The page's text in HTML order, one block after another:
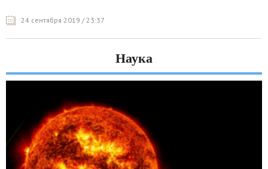
24 сентября 2019 / 23:37
Наука